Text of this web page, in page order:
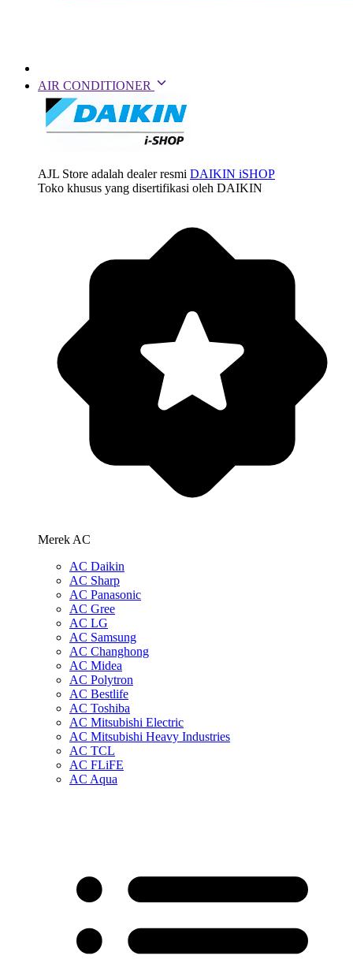
AIR CONDITIONER
AJL Store adalah dealer resmi DAIKIN iSHOP
Toko khusus yang disertifikasi oleh DAIKIN
Merek AC
AC Daikin
AC Sharp
AC Panasonic
AC Gree
AC LG
AC Samsung
AC Changhong
AC Midea
AC Polytron
AC Bestlife
AC Toshiba
AC Mitsubishi Electric
AC Mitsubishi Heavy Industries
AC TCL
AC FLiFE
AC Aqua